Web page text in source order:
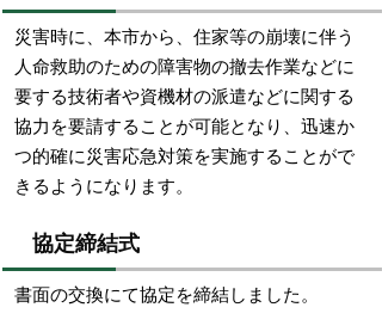
災害時に、本市から、住家等の崩壊に伴う
人命救助のための障害物の撤去作業などに
要する技術者や資機材の派遣などに関する
協力を要請することが可能となり、迅速か
つ的確に災害応急対策を実施することがで
きるようになります。
協定締結式
書面の交換にて協定を締結しました。